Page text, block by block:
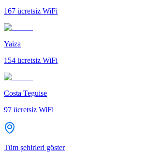
167 ücretsiz WiFi
Yaiza
154 ücretsiz WiFi
Costa Teguise
97 ücretsiz WiFi
Tüm şehirleri göster